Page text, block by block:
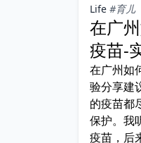
Life #育儿
在广
疫苗-
在广州如
验分享建
的疫苗都
保护。我
疫苗，后